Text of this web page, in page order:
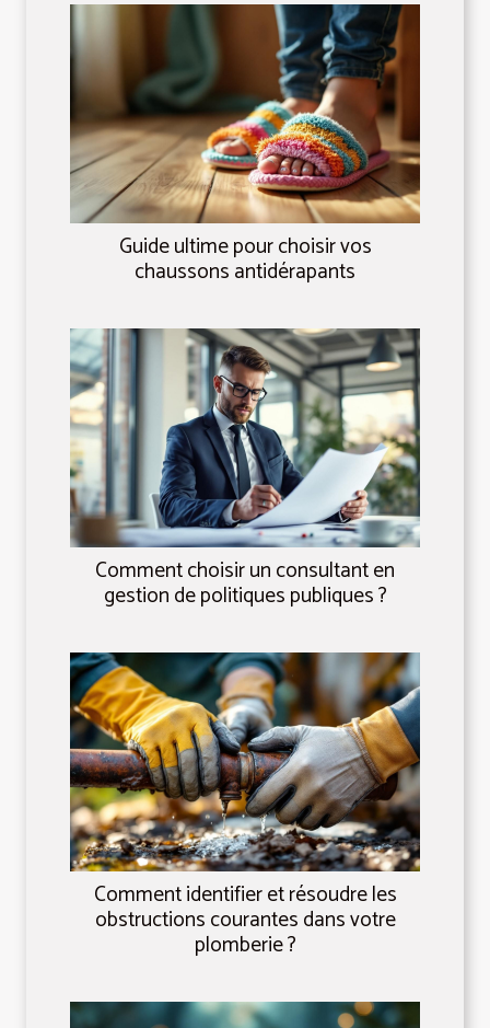
Guide ultime pour choisir vos
chaussons antidérapants
Comment choisir un consultant en
gestion de politiques publiques ?
Comment identifier et résoudre les
obstructions courantes dans votre
plomberie ?